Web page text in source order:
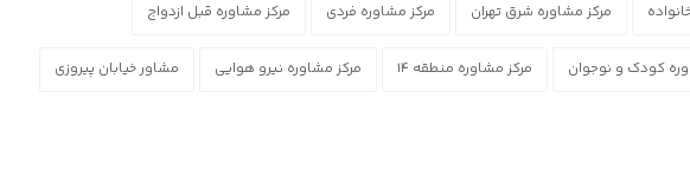
مرکز مشاوره شرق تهران مرکز مشاوره فردی مرکز مشاوره قبل ازدواج
کودک و نوجوان مرکز مشاوره منطقه ۱۴ مرکز مشاوره نیرو هوایی مشاور خیابان پیروزی